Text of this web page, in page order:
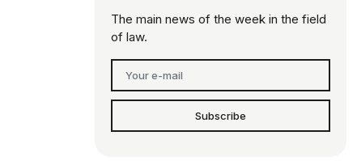
The main news of the week in the field
of law.
Subscribe